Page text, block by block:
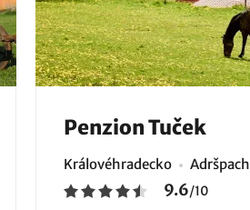
Penzion Tuček
Královéhradecko Adršpach
9.6/10